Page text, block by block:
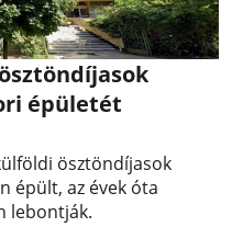
épületét
ösztöndíjasok
épült, az évek óta
lebontják.